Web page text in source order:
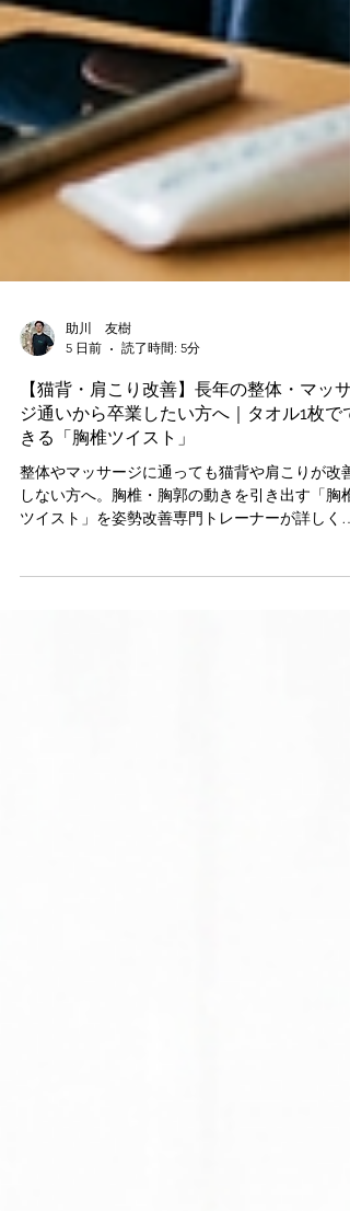
助川 友樹
5 日前
読了時間: 5分
【猫背・肩こり改善】長年の整体・マッサ
ジ通いから卒業したい方へ｜タオル1枚でで
きる「胸椎ツイスト」
整体やマッサージに通っても猫背や肩こりが改善
ツイスト」を姿勢改善専門トレーナーが詳しく解